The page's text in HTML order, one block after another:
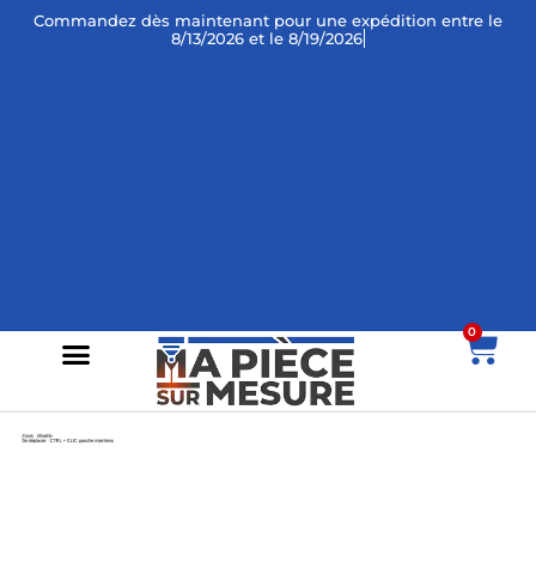
Commandez dès maintenant pour une expédition entre le
8/13/2026 et le 8/19/2026 !
0